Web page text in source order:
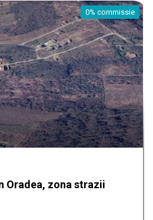
0%
in Oradea, Iosia